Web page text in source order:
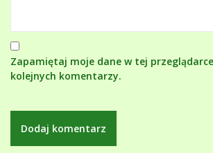
Zapamiętaj moje dane w tej
kolejnych komentarzy.